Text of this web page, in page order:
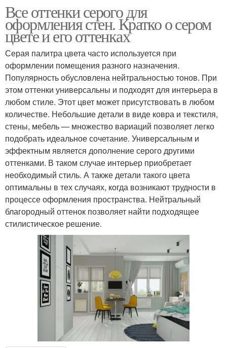
Все оттенки серого для
оформления стен. Кратко о сером
цвете и его оттенках
Серая палитра цвета часто используется при
оформлении помещения разного назначения.
Популярность обусловлена нейтральностью тонов. При
этом оттенки универсальны и подходят для интерьера в
любом стиле. Этот цвет может присутствовать в любом
количестве. Небольшие детали в виде ковра и текстиля,
стены, мебель — множество вариаций позволяет легко
подобрать идеальное сочетание. Универсальным и
эффектным является дополнение серого другими
оттенками. В таком случае интерьер приобретает
необходимый стиль. А также детали такого цвета
оптимальны в тех случаях, когда возникают трудности в
процессе оформления пространства. Нейтральный
благородный оттенок позволяет найти подходящее
стилистическое решение.